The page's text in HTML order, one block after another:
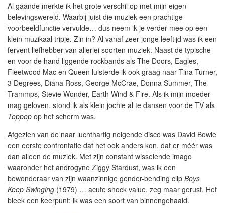
Al gaande merkte ik het grote verschil op met mijn eigen
belevingswereld. Waarbij juist die muziek een prachtige
voorbeeldfunctie vervulde… dus neem ik je verder mee op een
klein muzikaal tripje. Zin in? Al vanaf zeer jonge leeftijd was ik een
fervent liefhebber van allerlei soorten muziek. Naast de typische
en voor de hand liggende rockbands als The Doors, Eagles,
Fleetwood Mac en Queen luisterde ik ook graag naar Tina Turner,
3 Degrees, Diana Ross, George McCrae, Donna Summer, The
Trammps, Stevie Wonder, Earth Wind & Fire. Als ik mijn moeder
mag geloven, stond ik als klein jochie al te dansen voor de TV als
Toppop op het scherm was.
Afgezien van de naar luchthartig neigende disco was David Bowie
een eerste confrontatie dat het ook anders kon, dat er méér was
dan alleen de muziek. Met zijn constant wisselende imago
waaronder het androgyne Ziggy Stardust, was ik een
bewonderaar van zijn waanzinnige gender-bending clip Boys
Keep Swinging (1979) … acute shock value, zeg maar gerust. Het
bleek een keerpunt: ik was een soort van binnengehaald.